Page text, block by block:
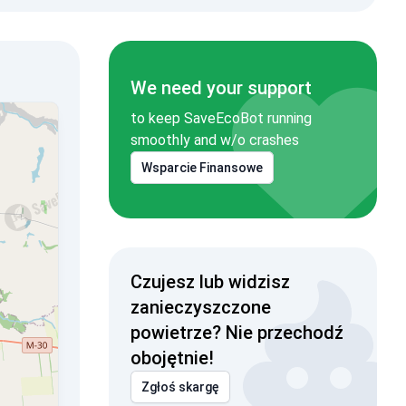
We need your support
to keep SaveEcoBot running
smoothly and w/o crashes
Wsparcie Finansowe
Czujesz lub widzisz
zanieczyszczone
powietrze? Nie przechodź
obojętnie!
Zgłoś skargę